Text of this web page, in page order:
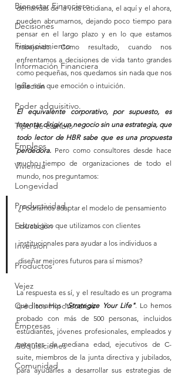
Bienestar Financiero
Decisiones
Financiamiento
Información Financiera
Inflación
Poder adquisitivo.
Tipo de cambio
Empleos
Vivienda
Longevidad
Productividad
Educación
Inversión
Productos
Vejez
Créditos Hipotecarios
Empresas
Adquisiciones
Comunidad
demandas de la vida cotidiana, el aquí y el ahora,
pueden abrumarnos, dejando poco tiempo para
pensar en el largo plazo y en lo que estamos
trabajando. Como resultado, cuando nos
enfrentamos a decisiones de vida tanto grandes
como pequeñas, nos quedamos sin nada que nos
guíe más que emoción o intuición.
El equivalente corporativo, por supuesto, es
intentar dirigir un negocio sin una estrategia, que
todo lector de HBR sabe que es una propuesta
perdedora. Pero como consultores desde hace
mucho tiempo de organizaciones de todo el
mundo, nos preguntamos:
¿Podríamos adaptar el modelo de pensamiento
estratégico que utilizamos con clientes
institucionales para ayudar a los individuos a
diseñar mejores futuros para sí mismos?
La respuesta es sí, y el resultado es un programa
que llamamos "Strategize Your Life". Lo hemos
probado con más de 500 personas, incluidos
estudiantes, jóvenes profesionales, empleados y
gerentes de mediana edad, ejecutivos de C-
suite, miembros de la junta directiva y jubilados,
para ayudarles a desarrollar sus estrategias de